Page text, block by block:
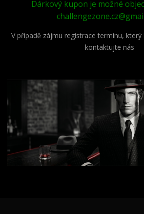
Dárkový kupon je možné
V případě zájmu registrace termínu,
kontaktujte nás